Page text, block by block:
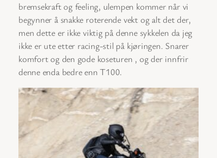
bremsekraft og feeling, ulempen kommer når vi
begynner å snakke roterende vekt og alt det der,
men dette er ikke viktig på denne sykkelen da jeg
ikke er ute etter racing-stil på kjøringen. Snarer
komfort og den gode koseturen , og der innfrir
denne enda bedre enn T100.